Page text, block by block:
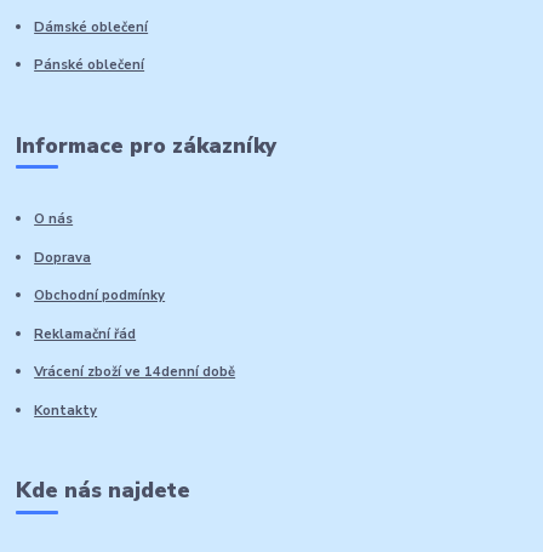
Dámské oblečení
Pánské oblečení
Informace pro zákazníky
O nás
Doprava
Obchodní podmínky
Reklamační řád
Vrácení zboží ve 14denní době
Kontakty
Kde nás najdete